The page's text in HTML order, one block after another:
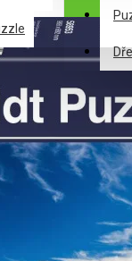
košík je prázdný!
kusy